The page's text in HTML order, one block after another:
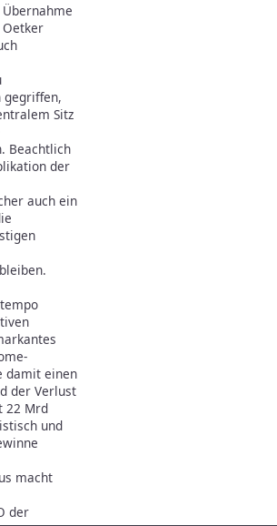
Oetker
gegriffen,
Sitz
Beachtlich
der
auch ein
damit einen
der Verlust
22 Mrd
und
macht
der